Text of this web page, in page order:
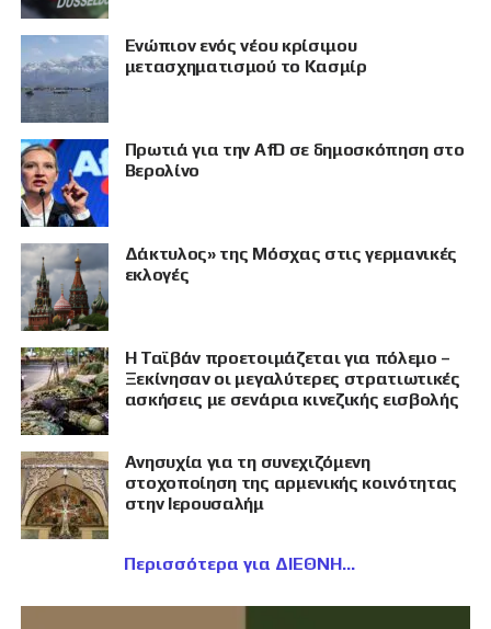
Eνώπιον ενός νέου κρίσιμου
μετασχηματισμού το Κασμίρ
Πρωτιά για την AfD σε δημοσκόπηση στο
Βερολίνο
Δάκτυλος» της Μόσχας στις γερμανικές
εκλογές
Η Ταϊβάν προετοιμάζεται για πόλεμο –
Ξεκίνησαν οι μεγαλύτερες στρατιωτικές
ασκήσεις με σενάρια κινεζικής εισβολής
Ανησυχία για τη συνεχιζόμενη
στοχοποίηση της αρμενικής κοινότητας
στην Ιερουσαλήμ
Περισσότερα για ΔΙΕΘΝΗ